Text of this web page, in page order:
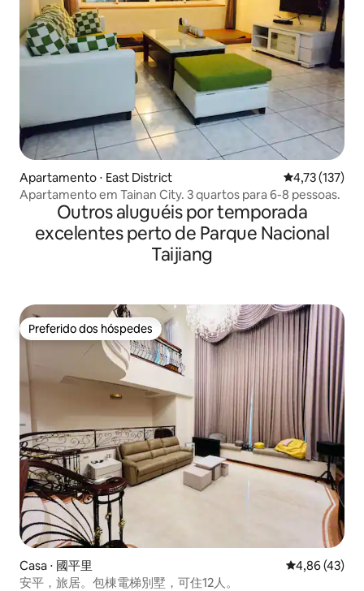
Apartamento ⋅ East District 4,73 de uma
4,73 (137)
Apartamento em Tainan City. 3 quartos para 6-8 pessoas.
Outros aluguéis por temporada
excelentes perto de Parque Nacional
Taijiang
Preferido dos hóspedes
Preferido dos hóspedes
Casa ⋅ 國平里 4,86 de uma
4,86 (43)
安平，旅居。包棟電梯別墅，可住12人。